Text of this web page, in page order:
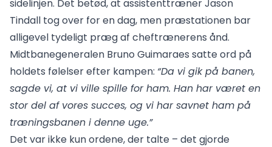
sidelinjen. Det betød, at assistenttræner Jason
Tindall tog over for en dag, men præstationen bar
alligevel tydeligt præg af cheftrænerens ånd.
Midtbanegeneralen Bruno Guimaraes satte ord på
holdets følelser efter kampen: “Da vi gik på banen,
sagde vi, at vi ville spille for ham. Han har været en
stor del af vores succes, og vi har savnet ham på
træningsbanen i denne uge.”
Det var ikke kun ordene, der talte – det gjorde